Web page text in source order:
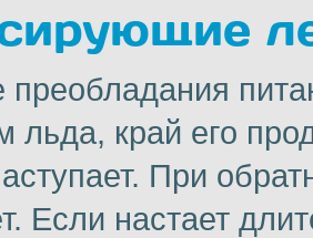
преобладания
льда, край его
При
Если настает